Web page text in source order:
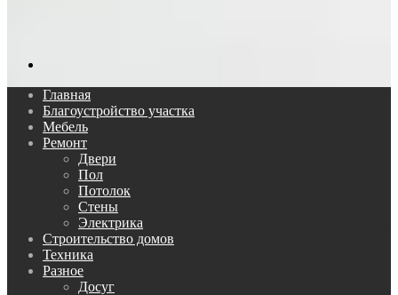
Главная
Благоустройство участка
Мебель
Ремонт
Двери
Пол
Потолок
Стены
Электрика
Строительство домов
Техника
Разное
Досуг